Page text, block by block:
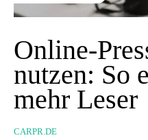
Online-
nutzen: So
mehr Leser
CARPR.DE